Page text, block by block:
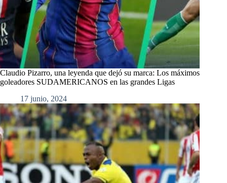
Claudio Pizarro, una leyenda que dejó su marca: Los máximos
goleadores SUDAMERICANOS en las grandes Ligas
17 junio, 2024